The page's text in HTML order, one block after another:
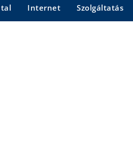
Internet Szolgáltatás